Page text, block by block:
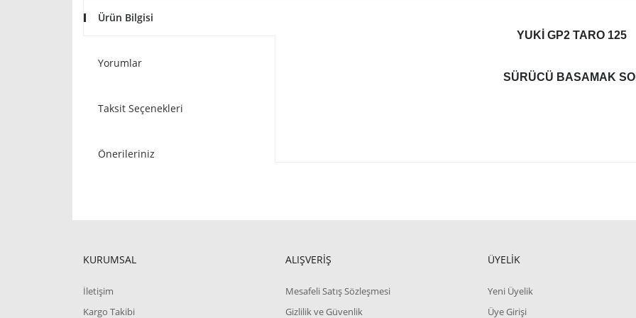
Ürün Bilgisi
Yorumlar
Taksit Seçenekleri
Önerileriniz
YUKI GP2 TARO 125
SÜRÜCÜ BASAMAK
KURUMSAL
İletişim
Kargo Takibi
ALIŞVERİŞ
Mesafeli Satış Sözleşmesi
Gizlilik ve Güvenlik
ÜYELİK
Yeni Üyelik
Üye Girişi